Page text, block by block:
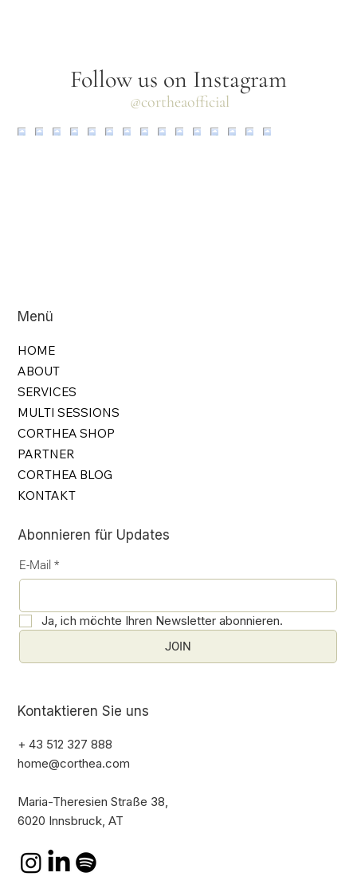
Follow us on Instagram
@cortheaofficial
Menü
HOME
ABOUT
SERVICES
MULTI SESSIONS
CORTHEA SHOP
PARTNER
CORTHEA BLOG
KONTAKT
Kontaktieren Sie uns
+ 43 512 327 888
home@corthea.com
Maria-Theresien Straße 38,
6020 Innsbruck, AT
Abonnieren für Updates
E-Mail *
Ja, ich möchte Ihren Newsletter abonnieren.
JOIN